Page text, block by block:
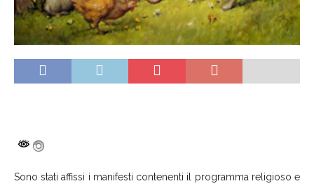
Sono stati affissi i manifesti contenenti il programma religioso e